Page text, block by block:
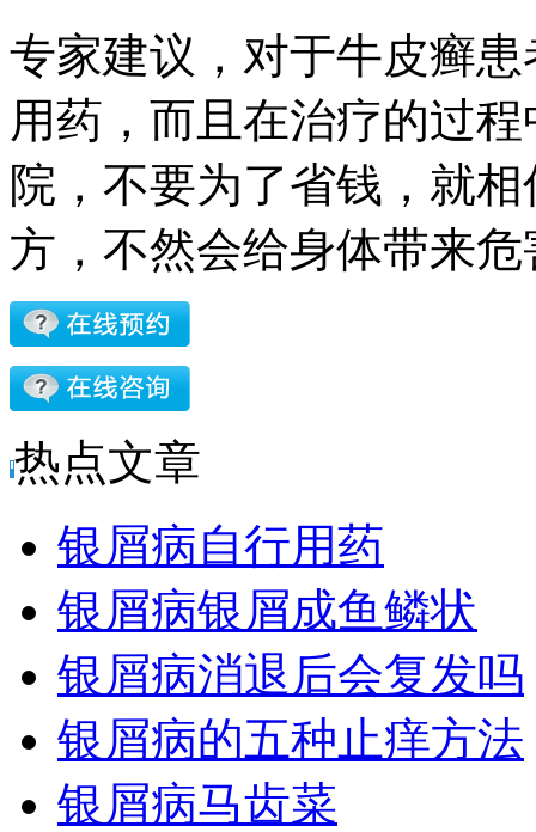
专家建议，对于牛皮癣
用药，而且在治疗的过
院，不要为了省钱，就
方，不然会给身体带来危
热点文章
银屑病自行用药
银屑病银屑成鱼鳞状
银屑病消退后会复发吗
银屑病的五种止痒方法
银屑病马齿菜